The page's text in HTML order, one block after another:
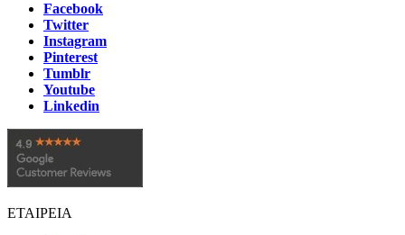
Facebook
Twitter
Instagram
Pinterest
Tumblr
Youtube
Linkedin
ΕΤΑΙΡΕΙΑ